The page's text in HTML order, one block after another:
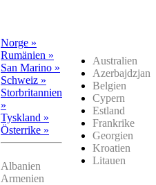
Norge »
Rumänien »
San Marino »
Schweiz »
Storbritannien
»
Tyskland »
Österrike »
Albanien
Armenien
Australien
Azerbajdzjan
Belgien
Cypern
Estland
Frankrike
Georgien
Kroatien
Litauen